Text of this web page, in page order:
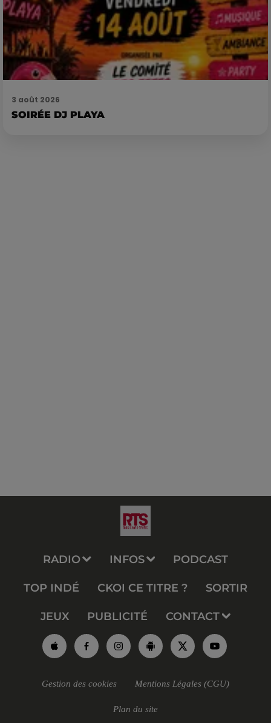
3 août 2026
SOIRÉE DJ PLAYA
RADIO INFOS PODCAST
TOP INDÉ CKOI CE TITRE ? SORTIR
JEUX PUBLICITÉ CONTACT
Gestion des cookies Mentions Légales (CGU)
Plan du site